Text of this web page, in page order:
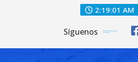
2:19:03 AM
Síguenos